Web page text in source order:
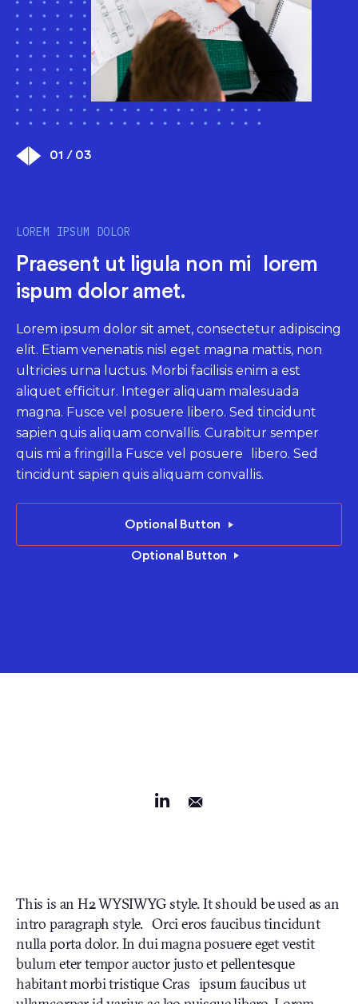
LOREM IPSUM DOLOR
Praesent ut ligula non mi lorem
ispum dolor amet.
Lorem ipsum dolor sit amet, consectetur adipiscing
elit. Etiam venenatis nisl eget magna mattis, non
ultricies urna luctus. Morbi facilisis enim a est
aliquet efficitur. Integer aliquam malesuada
magna. Fusce vel posuere libero. Sed tincidunt
sapien quis aliquam convallis. Curabitur semper
quis mi a fringilla Fusce vel posuere libero. Sed
tincidunt sapien quis aliquam convallis.
Optional Button
Optional Button
LOREM IPSUM DOLOR
Praesent ut ligula non mi lorem
ispum dolor amet.
Lorem ipsum dolor sit amet, consectetur adipiscing
elit. Etiam venenatis nisl eget magna mattis, non
ultricies urna luctus. Morbi facilisis enim a est
aliquet efficitur. Integer aliquam malesuada
magna. Fusce vel posuere libero. Sed tincidunt
sapien quis aliquam convallis. Curabitur semper
quis mi a fringilla Fusce vel posuere libero. Sed
tincidunt sapien quis aliquam convallis.
Read More
Optional Button
LOREM IPSUM DOLOR
Praesent ut ligula non mi lorem
ispum dolor amet.
Lorem ipsum dolor sit amet, consectetur adipiscing
elit. Etiam venenatis nisl eget magna mattis, non
ultricies urna luctus. Morbi facilisis enim a est
aliquet efficitur. Integer aliquam malesuada
magna. Fusce vel posuere libero. Sed tincidunt
sapien quis aliquam convallis. Curabitur semper
quis mi a fringilla Fusce vel posuere libero. Sed
tincidunt sapien quis aliquam convallis.
Optional Button
Optional Button
01 / 03
This is an H2 WYSIWYG style. It should be used as an
intro paragraph style. Orci eros faucibus tincidunt
nulla porta dolor. In dui magna posuere eget vestit
bulum eter tempor auctor justo et pellentesque
habitant morbi tristique Cras ipsum faucibus ut